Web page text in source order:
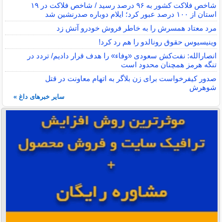
شاخص فلاکت کشور به ۹۶ درصد رسید / شاخص فلاکت در ۱۹
استان از ۱۰۰ درصد عبور کرد؛ ایلام دوباره صدرنشین شد
مرد معتاد همسرش را به خاطر فروش خودرو آتش زد
وینیسیوس حقوق رونالدو را هم رد کرد!
انصارالله: نفت‌کش سعودی «وفاء» را هدف قرار دادیم/ تردد در
تنگه هرمز همچنان محدود است
صدور کیفرخواست برای زن بلاگر به اتهام معاونت در قتل
شوهرش
سایر خبرهای داغ »